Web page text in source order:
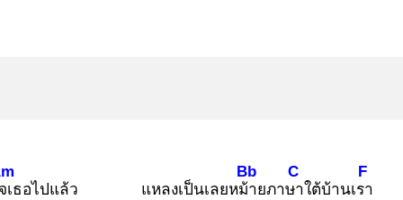
เธอไปแล้ว
แหลงเป็นเลยหม้า
Bb
ยภาษา
C
ใต้บ้านเรา
F